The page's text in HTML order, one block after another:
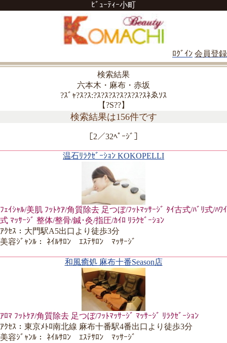
ﾋﾞｭｰﾃｨｰ小町
ﾛｸﾞｲﾝ 会員登録
検索結果
六本木・麻布・赤坂
?ｽﾞｬ?ｽ?ｽ:?ｽ?ｽ?ｽ?ｽ?ｽ?ｽ?ｽﾈゑｿｽ
【?S??】
検索結果は156件です
［2／32ﾍﾟｰｼﾞ］
温石ﾘﾗｸｾﾞｰｼｮﾝ KOKOPELLI
ﾌｪｲｼｬﾙ/美肌 ﾌｯﾄｹｱ/角質除去 足つぼ/ﾌｯﾄﾏｯｻｰｼﾞ ﾀｲ古式/ﾊﾞﾘ式/ﾊﾜｲ
式 ﾏｯｻｰｼﾞ 整体/整骨/鍼･灸/指圧/ｶｲﾛ ﾘﾗｸｾﾞｰｼｮﾝ
ｱｸｾｽ：大門駅A5出口より徒歩3分
美容ｼﾞｬﾝﾙ： ﾈｲﾙｻﾛﾝ ｴｽﾃｻﾛﾝ ﾏｯｻｰｼﾞ
和風癒処 麻布十番Season店
ｱﾛﾏ ﾌｯﾄｹｱ/角質除去 足つぼ/ﾌｯﾄﾏｯｻｰｼﾞ ﾏｯｻｰｼﾞ ﾘﾗｸｾﾞｰｼｮﾝ
ｱｸｾｽ：東京ﾒﾄﾛ南北線 麻布十番駅4番出口より徒歩3分
美容ｼﾞｬﾝﾙ： ﾈｲﾙｻﾛﾝ ｴｽﾃｻﾛﾝ ﾏｯｻｰｼﾞ